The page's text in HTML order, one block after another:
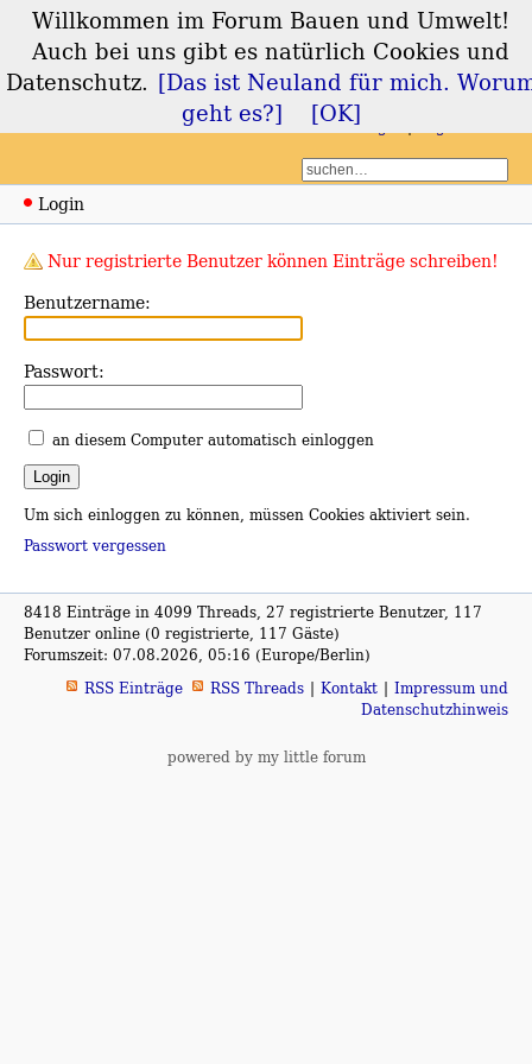
Forum Bauen und
Umwelt
Login
Nur registrierte Benutzer können Einträge schreiben!
Benutzername:
Passwort:
an diesem Computer automatisch einloggen
Um sich einloggen zu können, müssen Cookies aktiviert sein.
Passwort vergessen
8418 Einträge in 4099 Threads, 27 registrierte Benutzer, 117
Benutzer online (0 registrierte, 117 Gäste)
Forumszeit: 07.08.2026, 05:16 (Europe/Berlin)
RSS Einträge
RSS Threads Kontakt
Impressum und
Datenschutzhinweis
powered by my little forum
Willkommen im Forum Bauen und Umwelt!
Auch bei uns gibt es natürlich Cookies und
Datenschutz. [Das ist Neuland für mich.
geht es?]
[OK]